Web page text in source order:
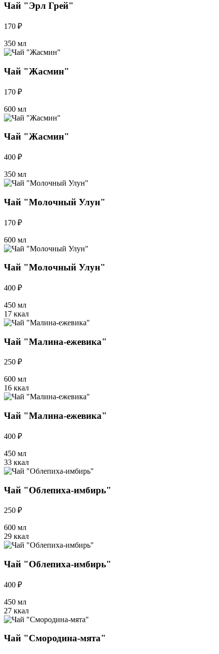
Чай "Эрл Грей"
170 ₽
350 мл
Чай "Жасмин"
170 ₽
600 мл
Чай "Жасмин"
400 ₽
350 мл
Чай "Молочный Улун"
170 ₽
600 мл
Чай "Молочный Улун"
400 ₽
450 мл
17 ккал
Чай "Малина-ежевика"
250 ₽
600 мл
16 ккал
Чай "Малина-ежевика"
400 ₽
450 мл
33 ккал
Чай "Облепиха-имбирь"
250 ₽
600 мл
29 ккал
Чай "Облепиха-имбирь"
400 ₽
450 мл
27 ккал
Чай "Смородина-мята"